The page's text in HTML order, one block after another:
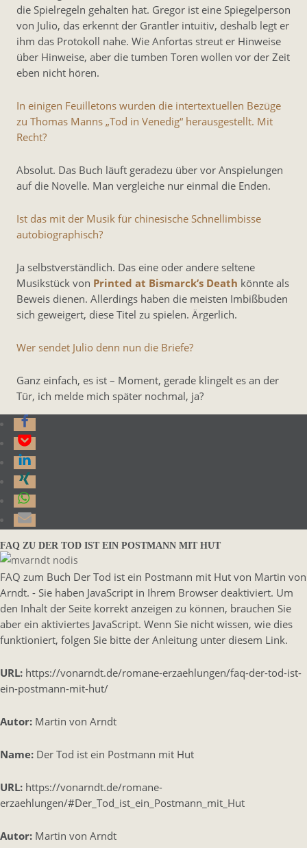
die Spielregeln gehalten hat. Gregor ist eine Spiegelperson
von Julio, das erkennt der Grantler intuitiv, deshalb legt er
ihm das Protokoll nahe. Wie Anfortas streut er Hinweise
über Hinweise, aber die tumben Toren wollen vor der Zeit
eben nicht hören.
In einigen Feuilletons wurden die intertextuellen Bezüge
zu Thomas Manns „Tod in Venedig“ herausgestellt. Mit
Recht?
Absolut. Das Buch läuft geradezu über vor Anspielungen
auf die Novelle. Man vergleiche nur einmal die Enden.
Ist das mit der Musik für chinesische Schnellimbisse
autobiographisch?
Ja selbstverständlich. Das eine oder andere seltene
Musikstück von Printed at Bismarck’s Death könnte als
Beweis dienen. Allerdings haben die meisten Imbißbuden
sich geweigert, diese Titel zu spielen. Ärgerlich.
Wer sendet Julio denn nun die Briefe?
Ganz einfach, es ist – Moment, gerade klingelt es an der
Tür, ich melde mich später nochmal, ja?
FAQ ZU DER TOD IST EIN POSTMANN MIT HUT
FAQ zum Buch Der Tod ist ein Postmann mit Hut von Martin von
Arndt. - Sie haben JavaScript in Ihrem Browser deaktiviert. Um
den Inhalt der Seite korrekt anzeigen zu können, brauchen Sie
aber ein aktiviertes JavaScript. Wenn Sie nicht wissen, wie dies
funktioniert, folgen Sie bitte der Anleitung unter diesem Link.
URL: https://vonarndt.de/romane-erzaehlungen/faq-der-tod-ist-
ein-postmann-mit-hut/
Autor: Martin von Arndt
Name: Der Tod ist ein Postmann mit Hut
URL: https://vonarndt.de/romane-
erzaehlungen/#Der_Tod_ist_ein_Postmann_mit_Hut
Autor: Martin von Arndt